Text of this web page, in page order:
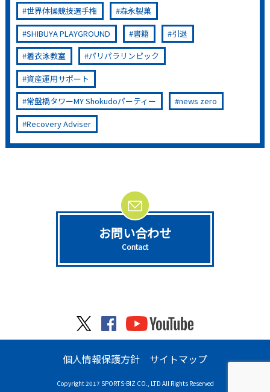
世界体操競技選手権
森永製菓
SHIBUYA PLAYGROUND
書籍
引退
着衣泳教室
パリパラリンピック
資産運用サポート
常盤橋タワーMY Shokudoパーティー
news zero
Recovery Adviser
お問い合わせ
Contact
個人情報保護方針 サイトマップ
Copyright 2017 SPORTS-BIZ CO., LTD All Rights Reserved